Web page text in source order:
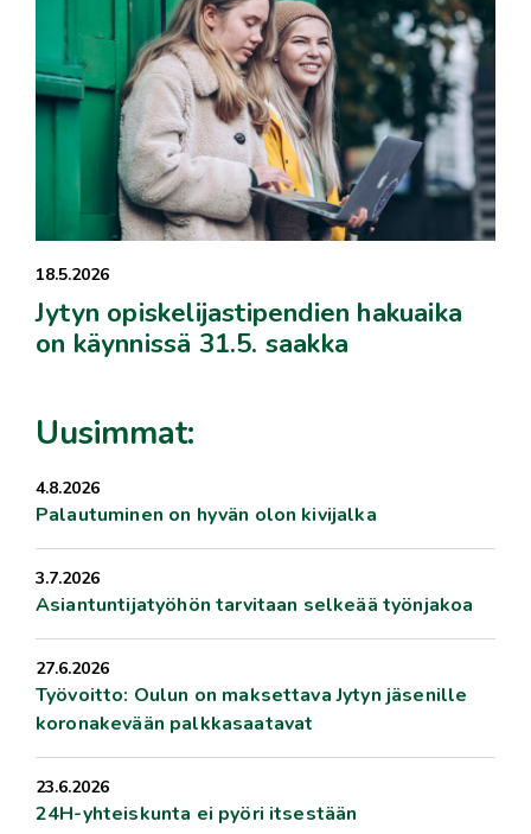
18.5.2026
Jytyn opiskelijastipendien hakuaika
on käynnissä 31.5. saakka
Uusimmat:
4.8.2026
Palautuminen on hyvän olon kivijalka
3.7.2026
Asiantuntijatyöhön tarvitaan selkeää työnjakoa
27.6.2026
Työvoitto: Oulun on maksettava Jytyn jäsenille
koronakevään palkkasaatavat
23.6.2026
24H-yhteiskunta ei pyöri itsestään